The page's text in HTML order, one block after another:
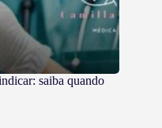
saiba quando